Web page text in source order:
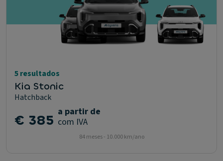
5 resultados
Kia Stonic
Hatchback
€ 385 a partir de
com IVA
84 meses - 10.000 km/ano